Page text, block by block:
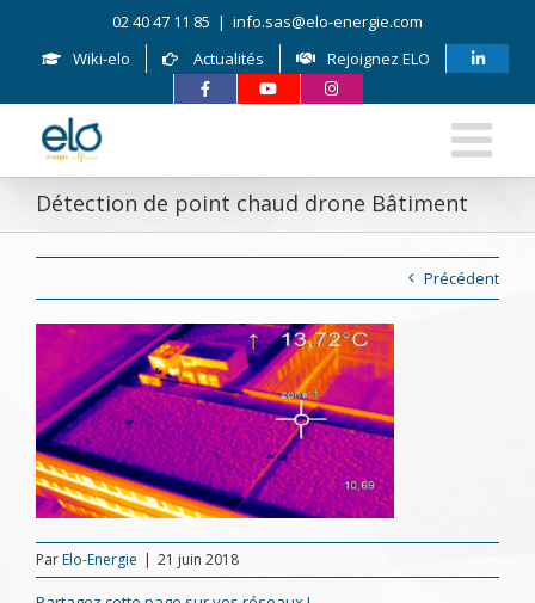
content
02 40 47 11 85 | info.sas@elo-energie.com
Wiki-elo
Actualités Rejoignez ELO
Détection de point chaud drone Bâtiment
Précédent
ParElo-Energie | 21 juin 2018